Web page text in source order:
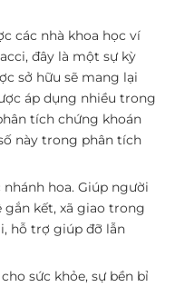
các nhà khoa học ví
đây là một sự kỳ
sở hữu sẽ mang lại
áp dụng nhiều trong
tích chứng khoán
này trong phân tích
hoa. Giúp người
kết, xã giao trong
hỗ trợ giúp đỡ lẫn
sức khỏe, sự bền bỉ